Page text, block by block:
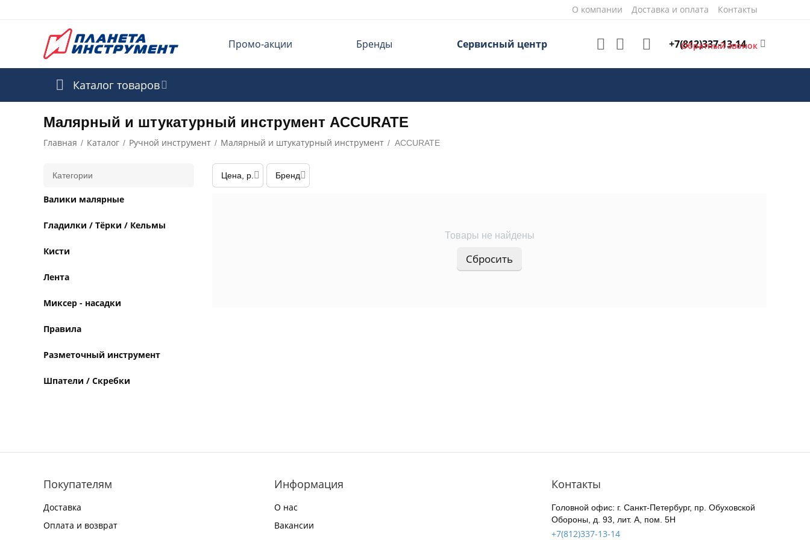
О компании Доставка и оплата Контакты
Промо-акции Бренды Сервисный центр +7(812)337-13-14
Обратный звонок
Каталог товаров
Малярный и штукатурный инструмент ACCURATE
Главная / Каталог / Ручной инструмент / Малярный и штукатурный инструмент / ACCURATE
Цена, р. Бренд
Товары не найдены
Сбросить
Категории
Валики малярные
Гладилки / Тёрки / Кельмы
Кисти
Лента
Миксер - насадки
Правила
Разметочный инструмент
Шпатели / Скребки
Покупателям
Доставка
Оплата и возврат
Информация
О нас
Вакансии
Контакты
Головной офис: г. Санкт-Петербург, пр. Обуховской
Обороны, д. 93, лит. А, пом. 5Н
+7(812)337-13-14